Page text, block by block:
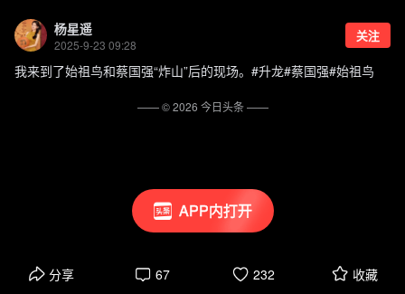
APP内打开
杨星遥
2025-9-23 09:28
关注
我来到了始祖鸟和蔡国强“炸山”后的现场。#升龙#蔡国强#始祖鸟
分享 67 232 收藏
—— ©2026 今日头条——